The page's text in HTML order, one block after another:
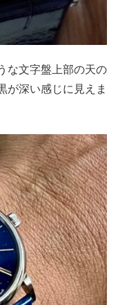
な文字盤上部の天の
が深い感じに見えま